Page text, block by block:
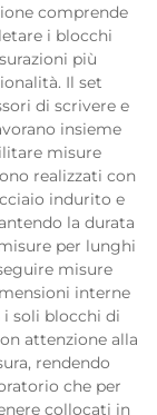
comprende
i blocchi
più
Il set
di scrivere e
insieme
misure
realizzati con
indurito e
la durata
per lunghi
misure
interne
soli blocchi di
attenzione alla
rendendo
che per
collocati in